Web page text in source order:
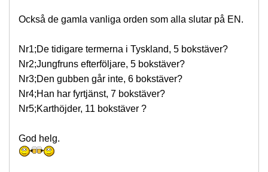
Också de gamla vanliga orden som alla slutar på EN.
Nr1;De tidigare termerna i Tyskland, 5 bokstäver?
Nr2;Jungfruns efterföljare, 5 bokstäver?
Nr3;Den gubben går inte, 6 bokstäver?
Nr4;Han har fyrtjänst, 7 bokstäver?
Nr5;Karthöjder, 11 bokstäver ?
God helg.